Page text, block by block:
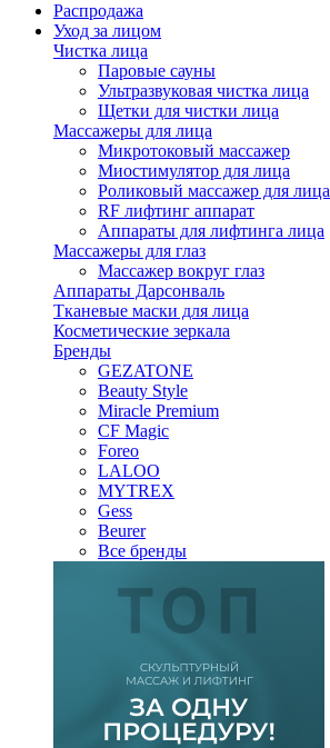
Распродажа
Уход за лицом
Чистка лица
Паровые сауны
Ультразвуковая чистка лица
Щетки для чистки лица
Массажеры для лица
Микротоковый массажер
Миостимулятор для лица
Роликовый массажер для лица
RF лифтинг аппарат
Аппараты для лифтинга лица
Массажеры для глаз
Массажер вокруг глаз
Аппараты Дарсонваль
Тканевые маски для лица
Косметические зеркала
Бренды
GEZATONE
Beauty Style
Miracle Premium
CF Magic
Foreo
LALOO
MYTREX
Gess
Beurer
Все бренды